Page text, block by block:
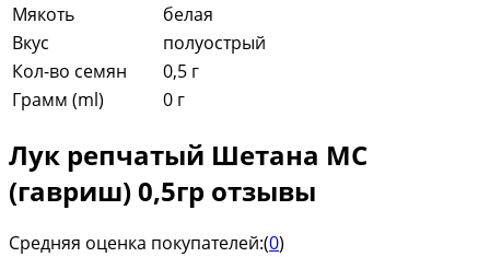
Мякоть
белая
Вкус
полуострый
Кол-во семян
0,5 г
Грамм (ml)
0 г
Лук репчатый Шетана МС
(гавриш) 0,5гр отзывы
Средняя оценка покупателей:(0)